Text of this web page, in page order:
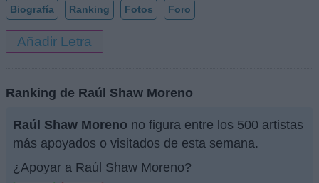
Biografía Ranking Fotos Foro
Añadir Letra
Ranking de Raúl Shaw Moreno
Raúl Shaw Moreno no figura entre los 500 artistas
más apoyados o visitados de esta semana.
¿Apoyar a Raúl Shaw Moreno?